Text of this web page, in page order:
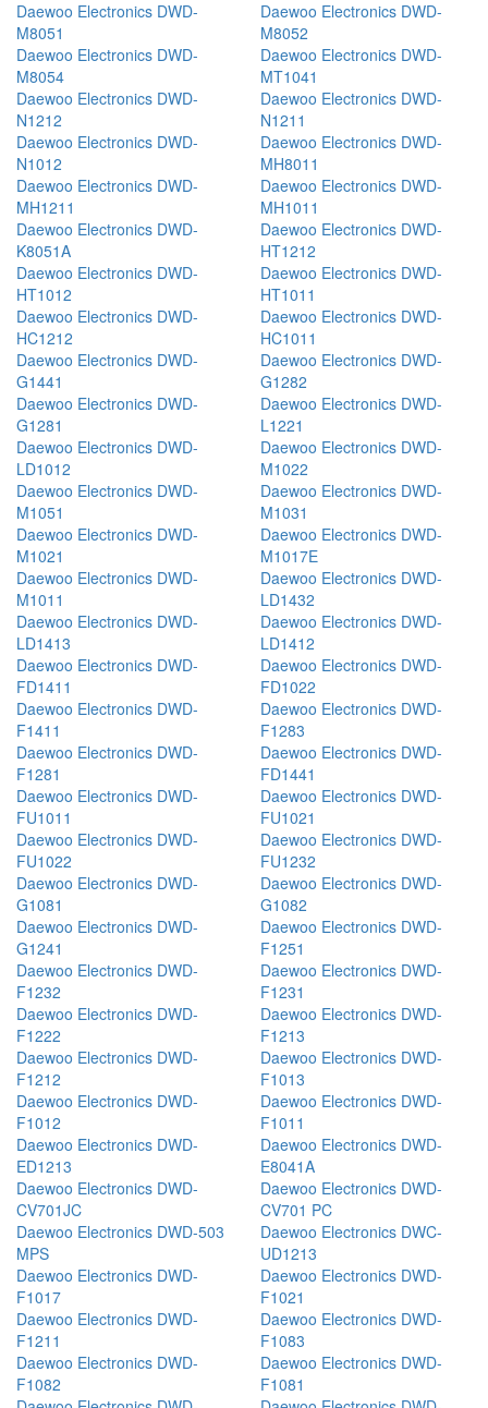
Daewoo Electronics DWD-
M8051
Daewoo Electronics DWD-
M8052
Daewoo Electronics DWD-
M8054
Daewoo Electronics DWD-
MT1041
Daewoo Electronics DWD-
N1212
Daewoo Electronics DWD-
N1211
Daewoo Electronics DWD-
N1012
Daewoo Electronics DWD-
MH8011
Daewoo Electronics DWD-
MH1211
Daewoo Electronics DWD-
MH1011
Daewoo Electronics DWD-
K8051A
Daewoo Electronics DWD-
HT1212
Daewoo Electronics DWD-
HT1012
Daewoo Electronics DWD-
HT1011
Daewoo Electronics DWD-
HC1212
Daewoo Electronics DWD-
HC1011
Daewoo Electronics DWD-
G1441
Daewoo Electronics DWD-
G1282
Daewoo Electronics DWD-
G1281
Daewoo Electronics DWD-
L1221
Daewoo Electronics DWD-
LD1012
Daewoo Electronics DWD-
M1022
Daewoo Electronics DWD-
M1051
Daewoo Electronics DWD-
M1031
Daewoo Electronics DWD-
M1021
Daewoo Electronics DWD-
M1017E
Daewoo Electronics DWD-
M1011
Daewoo Electronics DWD-
LD1432
Daewoo Electronics DWD-
LD1413
Daewoo Electronics DWD-
LD1412
Daewoo Electronics DWD-
FD1411
Daewoo Electronics DWD-
FD1022
Daewoo Electronics DWD-
F1411
Daewoo Electronics DWD-
F1283
Daewoo Electronics DWD-
F1281
Daewoo Electronics DWD-
FD1441
Daewoo Electronics DWD-
FU1011
Daewoo Electronics DWD-
FU1021
Daewoo Electronics DWD-
FU1022
Daewoo Electronics DWD-
FU1232
Daewoo Electronics DWD-
G1081
Daewoo Electronics DWD-
G1082
Daewoo Electronics DWD-
G1241
Daewoo Electronics DWD-
F1251
Daewoo Electronics DWD-
F1232
Daewoo Electronics DWD-
F1231
Daewoo Electronics DWD-
F1222
Daewoo Electronics DWD-
F1213
Daewoo Electronics DWD-
F1212
Daewoo Electronics DWD-
F1013
Daewoo Electronics DWD-
F1012
Daewoo Electronics DWD-
F1011
Daewoo Electronics DWD-
ED1213
Daewoo Electronics DWD-
E8041A
Daewoo Electronics DWD-
CV701JC
Daewoo Electronics DWD-
CV701 PC
Daewoo Electronics DWD-503
MPS
Daewoo Electronics DWC-
UD1213
Daewoo Electronics DWD-
F1017
Daewoo Electronics DWD-
F1021
Daewoo Electronics DWD-
F1211
Daewoo Electronics DWD-
F1083
Daewoo Electronics DWD-
F1082
Daewoo Electronics DWD-
F1081